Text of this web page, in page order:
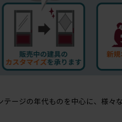
テージの年代ものを中心に、様々